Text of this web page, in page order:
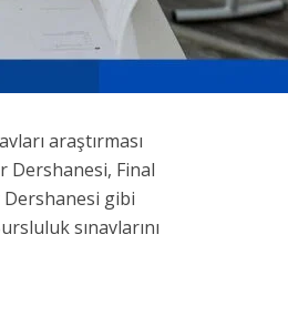
araştırması
Dershanesi, Final
Dershanesi gibi
sınavlarını